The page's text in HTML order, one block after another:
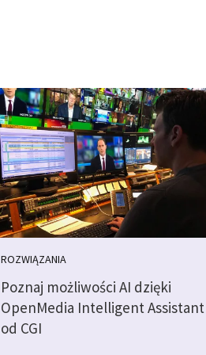
ROZWIĄZANIA
Poznaj możliwości AI dzięki
OpenMedia Intelligent Assistant
od CGI